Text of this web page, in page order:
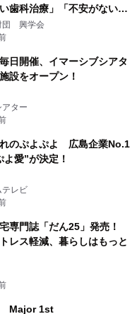
い歯科治療」「不安がない治
テーマに専門監修
団 興学会
日開催、イマーシブシアタ
設をオープン！
アター
のぷよぷよ 広島企業No.1
よ愛”が決定！
テレビ
専門誌「だん25」発売！
レス軽減、暮らしはもっと
Major 1st